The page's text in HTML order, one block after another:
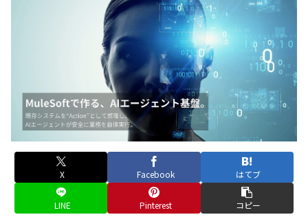
X Facebook はてブ
LINE Pinterest コピー